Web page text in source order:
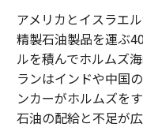
アメリカとイスラエ
精製石油製品を運ぶ
ルを積んでホルムズ
ランはインドや中国
ンカーがホルムズを
石油の配給と不足が